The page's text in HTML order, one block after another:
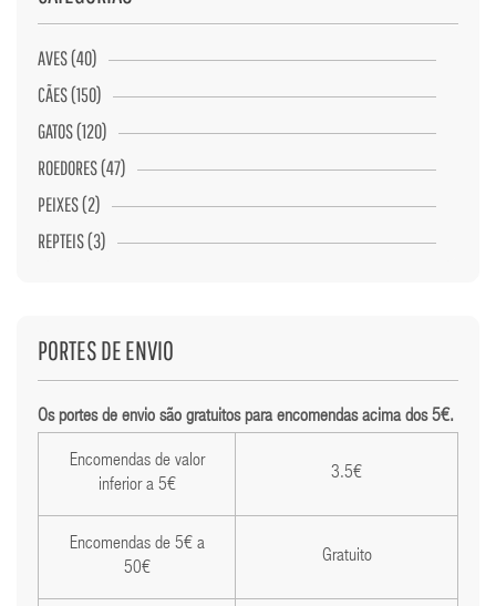
AVES (40)
CÃES (150)
GATOS (120)
ROEDORES (47)
PEIXES (2)
REPTEIS (3)
PORTES DE ENVIO
Os portes de envio são gratuitos para encomendas acima dos 5€.
Encomendas de valor
inferior a 5€
3.5€
Encomendas de 5€ a
50€
Gratuito